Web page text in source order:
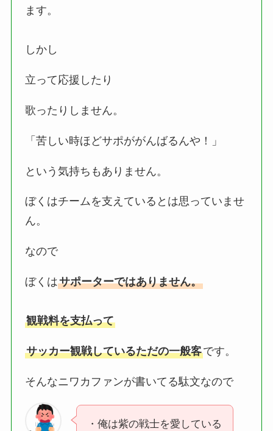
ます。
しかし
立って応援したり
歌ったりしません。
「苦しい時ほどサポががんばるんや！」
という気持ちもありません。
ぼくはチームを支えているとは思っていませ
ん。
なので
ぼくはサポーターではありません。
観戦料を支払って
サッカー観戦しているただの一般客です。
そんなニワカファンが書いてる駄文なので
・俺は紫の戦士を愛している